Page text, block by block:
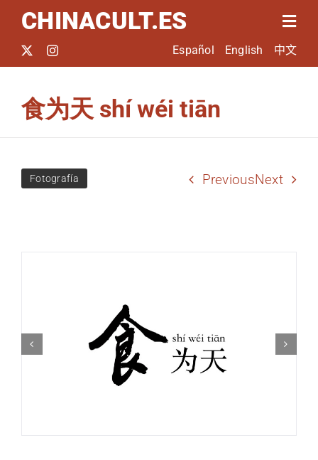
Saltar
contenido
CHINACULT.ES
Noticias
Español English 中文
食为天 shí wéi tiān
Fotografía PreviousNext